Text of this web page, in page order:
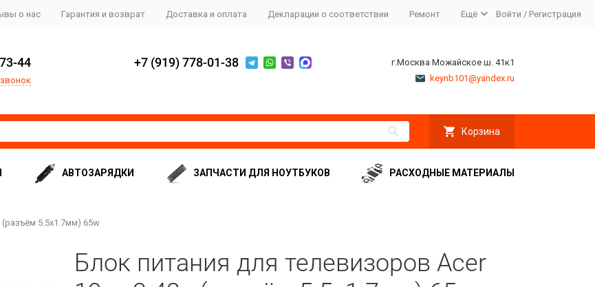
о нас Гарантия и возврат Доставка и оплата Декларации о соответствии Ремонт Ещё Войти / Регистрация
44 +7 (919) 778-01-38
г.Москва Можайское ш. 41к1
keynb101@yandex.ru
Корзина
АВТОЗАРЯДКИ ЗАПЧАСТИ ДЛЯ НОУТБУКОВ РАСХОДНЫЕ МАТЕРИАЛЫ
5.5x1.7мм) 65w
Блок питания для телевизоров Acer